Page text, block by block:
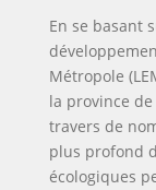
En se basant
Métropole
la province
travers de
plus profond
écologiques